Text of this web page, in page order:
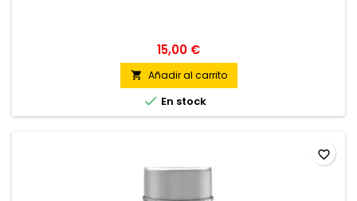
15,00 €
 Añadir al carrito
 En stock
favorite_border